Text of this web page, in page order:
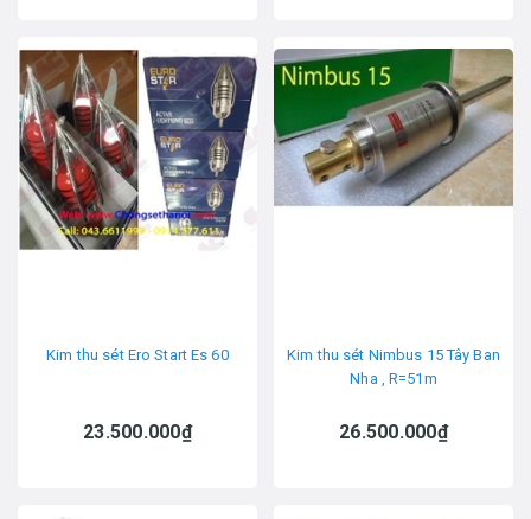
Kim thu sét Ero Start Es 60
23.500.000₫
Kim thu sét Nimbus 15 Tây Ban
Nha , R=51m
26.500.000₫